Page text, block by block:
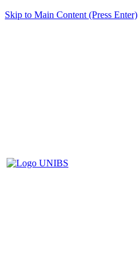
Skip to Main Content (Press Enter)